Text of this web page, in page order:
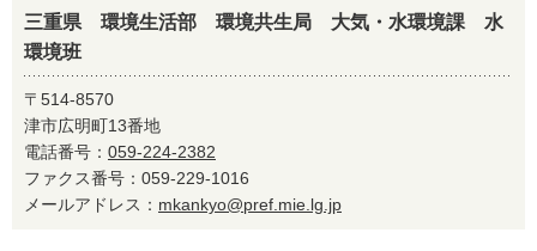
三重県 環境生活部 環境共生局 大気・水環境課 水
環境班
〒514-8570
津市広明町13番地
電話番号： 059-224-2382
ファクス番号：059-229-1016
メールアドレス： mkankyo@pref.mie.lg.jp